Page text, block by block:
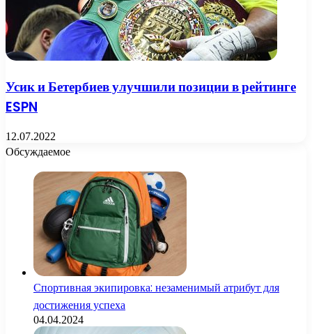
Усик и Бетербиев улучшили позиции в рейтинге
ESPN
12.07.2022
Обсуждаемое
Спортивная экипировка: незаменимый атрибут для
достижения успеха
04.04.2024